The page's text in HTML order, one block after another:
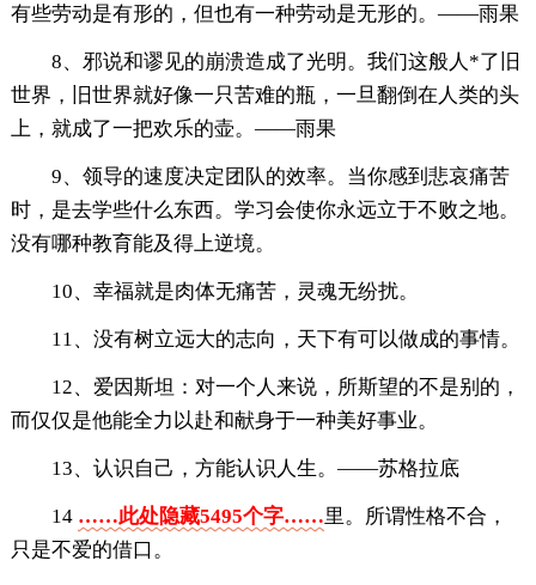
有些劳动是有形的，但也有一种劳动是无形的。——雨果
8、邪说和谬见的崩溃造成了光明。我们这般人*了旧
世界，旧世界就好像一只苦难的瓶，一旦翻倒在人类的头
上，就成了一把欢乐的壶。——雨果
9、领导的速度决定团队的效率。当你感到悲哀痛苦
时，是去学些什么东西。学习会使你永远立于不败之地。
没有哪种教育能及得上逆境。
10、幸福就是肉体无痛苦，灵魂无纷扰。
11、没有树立远大的志向，天下有可以做成的事情。
12、爱因斯坦：对一个人来说，所斯望的不是别的，
而仅仅是他能全力以赴和献身于一种美好事业。
13、认识自己，方能认识人生。——苏格拉底
14 ……此处隐藏5495个字……里。所谓性格不合，
只是不爱的借口。